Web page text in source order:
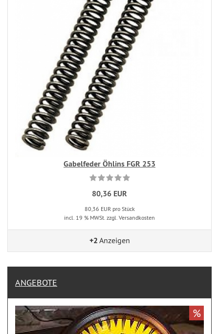
Gabelfeder Öhlins FGR 253
80,36 EUR
80,36 EUR pro Stück
incl. 19 % MWSt. zzgl. Versandkosten
+2 Anzeigen
ANGEBOTE
%